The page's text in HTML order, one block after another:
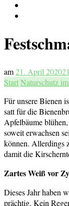
am21. April 2020
StartNaturschutz
Für unsere Bienen
satt für die
Apfelbäume
soweit erwachsen
können. Allerdings
damit die
Zartes Weiß vor
Dieses Jahr haben
prächtig. Kein